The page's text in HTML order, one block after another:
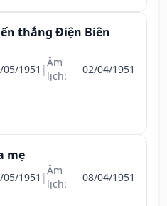
thắng Điện Biên
05/1951 |Âm
lịch:
02/04/1951
mẹ
05/1951 |Âm
lịch:
08/04/1951